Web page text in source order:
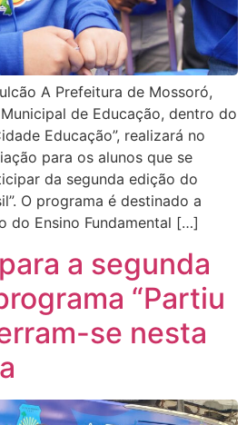
A Prefeitura de Mossoró,
de Educação, dentro do
Educação”, realizará no
para os alunos que se
da segunda edição do
O programa é destinado a
do Ensino Fundamental […]
a segunda
“Partiu
se nesta